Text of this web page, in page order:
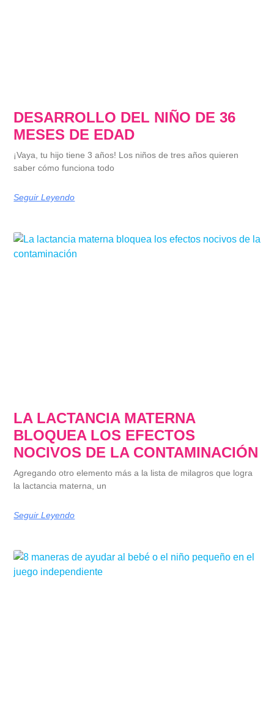
DESARROLLO DEL NIÑO DE 36
MESES DE EDAD
¡Vaya, tu hijo tiene 3 años! Los niños de tres años quieren
saber cómo funciona todo
Seguir Leyendo
LA LACTANCIA MATERNA
BLOQUEA LOS EFECTOS
NOCIVOS DE LA CONTAMINACIÓN
Agregando otro elemento más a la lista de milagros que logra
la lactancia materna, un
Seguir Leyendo